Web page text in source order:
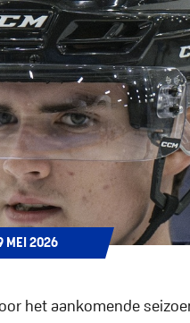
MEI 2026
het aankomende